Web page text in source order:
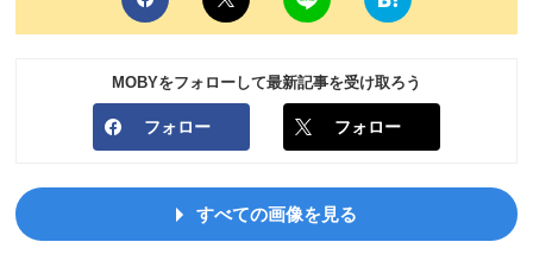
MOBYをフォローして最新記事を受け取ろう
フォロー フォロー
すべての画像を見る